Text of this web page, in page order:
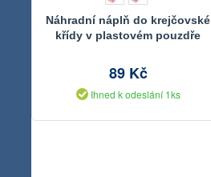
Náhradní náplň do krejčovské
křídy v plastovém pouzdře
89 Kč
Ihned k odeslání 1ks